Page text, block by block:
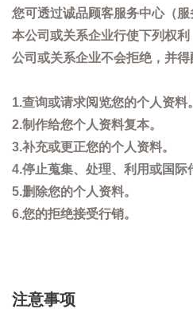
您可透过诚品顾客服务中心（
本公司或关系企业行使下列权
公司或关系企业不会拒绝，并得
1.查询或请求阅览您的个人资料。
2.制作给您个人资料复本。
3.补充或更正您的个人资料。
4.停止蒐集、处理、利用或国际
5.删除您的个人资料。
6.您的拒绝接受行销。
注意事项